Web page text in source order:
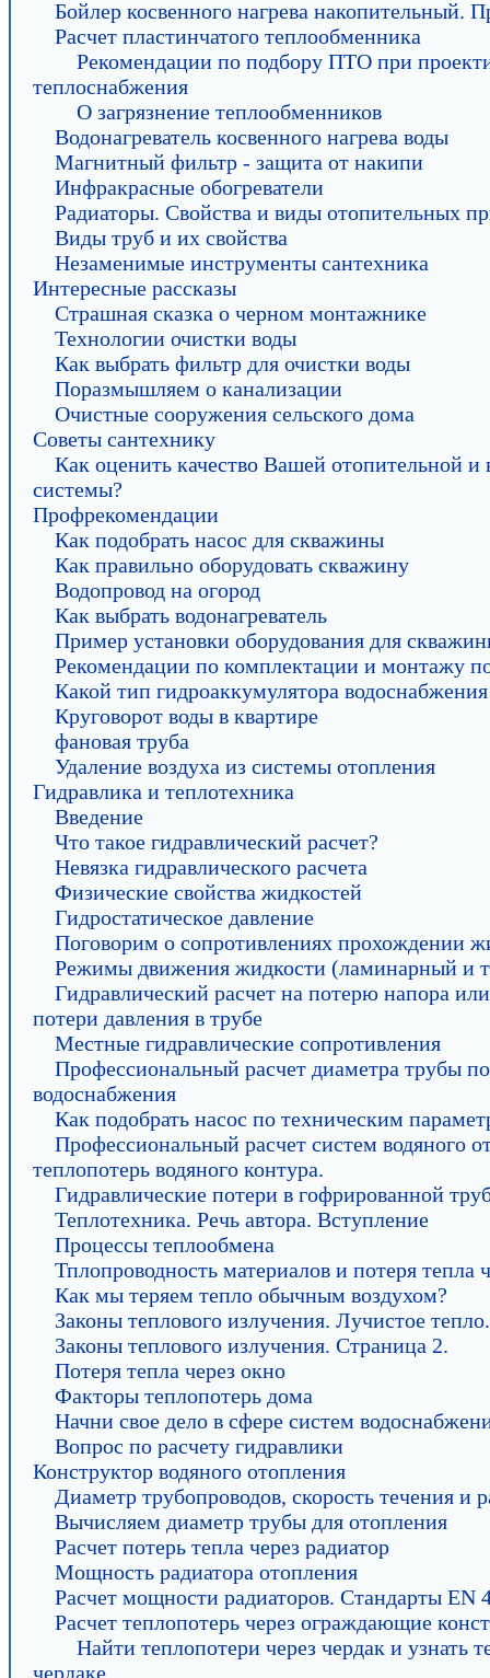
Бойлер косвенного нагрева накопительный.
Расчет пластинчатого теплообменника
Рекомендации по подбору ПТО при
теплоснабжения
О загрязнение теплообменников
Водонагреватель косвенного нагрева воды
Магнитный фильтр - защита от накипи
Инфракрасные обогреватели
Радиаторы. Свойства и виды отопительных
Виды труб и их свойства
Незаменимые инструменты сантехника
Интересные рассказы
Страшная сказка о черном монтажнике
Технологии очистки воды
Как выбрать фильтр для очистки воды
Поразмышляем о канализации
Очистные сооружения сельского дома
Советы сантехнику
Как оценить качество Вашей отопительной и
системы?
Профрекомендации
Как подобрать насос для скважины
Как правильно оборудовать скважину
Водопровод на огород
Как выбрать водонагреватель
Пример установки оборудования для
Рекомендации по комплектации и монтажу
Какой тип гидроаккумулятора
Круговорот воды в квартире
фановая труба
Удаление воздуха из системы отопления
Гидравлика и теплотехника
Введение
Что такое гидравлический расчет?
Невязка гидравлического расчета
Физические свойства жидкостей
Гидростатическое давление
Поговорим о сопротивлениях прохождении
Режимы движения жидкости (ламинарный и
Гидравлический расчет на потерю напора
потери давления в трубе
Местные гидравлические сопротивления
Профессиональный расчет диаметра трубы
водоснабжения
Как подобрать насос по техническим
Профессиональный расчет систем водяного
теплопотерь водяного контура.
Гидравлические потери в гофрированной
Теплотехника. Речь автора. Вступление
Процессы теплообмена
Тплопроводность материалов и потеря тепла
Как мы теряем тепло обычным воздухом?
Законы теплового излучения. Лучистое тепло.
Законы теплового излучения. Страница 2.
Потеря тепла через окно
Факторы теплопотерь дома
Начни свое дело в сфере систем
Вопрос по расчету гидравлики
Конструктор водяного отопления
Диаметр трубопроводов, скорость течения и
Вычисляем диаметр трубы для отопления
Расчет потерь тепла через радиатор
Мощность радиатора отопления
Расчет мощности радиаторов. Стандарты EN
Расчет теплопотерь через ограждающие
Найти теплопотери через чердак и узнать
чердаке